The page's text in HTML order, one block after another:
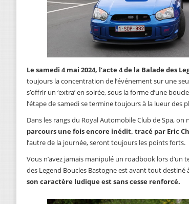
Le samedi 4 mai 2024, l’acte 4 de la Balade des
toujours la concentration de l’événement sur une
s’offrir un ‘extra’ en soirée, sous la forme d’une
l’étape de samedi se termine toujours à la lueur des
Dans les rangs du Royal Automobile Club de Spa,
parcours une fois encore inédit, tracé par Eric
l’autre de la journée, seront toujours les points forts.
Vous n’avez jamais manipulé un roadbook lors d’un
des Legend Boucles Bastogne est avant tout
son caractère ludique est sans cesse renforcé.